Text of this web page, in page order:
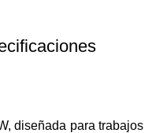
diseñada para trabajos